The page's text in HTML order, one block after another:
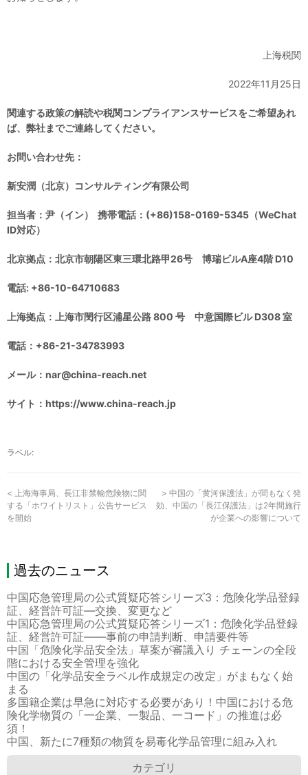
上海税関
2022年11月25日
関連する政策の解読や税関コンプライアンスサービスをご希望あれ
ば、弊社までご連絡してください。
お問い合わせ先：
新安潤（北京）コンサルティング有限公司
担当者：尹（イン） 携帯電話：(+86)158-0169-5345（WeChat
ID対応）
北京拠点：北京市朝陽区東三環北路甲26号 博瑞ビルA座4階 D10
電話: +86-10-64710683
上海拠点：上海市閔行区浦星公路 800 号 中意国際ビル D308 室
電話：+86-21-34783993
メール：nar@china-reach.net
サイト：https://www.china-reach.jp
ラベル:
< 上海海事局、長江非禁輸危険物に関
する「ホワイトリスト」公告サービス
を開始
> 中国の「黄河保護法」が間もなく発
効、中国の「長江保護法」は2年間施行
が企業への影響について
過去のニュース
中国応急管理局の公式質疑応答シリーズ3：危険化学品登録
証、経営許可証―交換、変更など
中国応急管理局の公式質疑応答シリーズ1：危険化学品登録
証、経営許可証――事前の申請判断、申請要件等
中国「危険化学品安全法」草案が審議入り チェーンの全段
階における安全管理を強化
中国の「化学品安全ラベル作成規定の改定」がまもなく始
まる
多国籍企業は早急に対応する必要があり！中国における危
険化学物質の「一企業、一製品、一コード」の推進は必
須！
中国、新たに7種類の物質を易毒化学品管理に組み入れ
カテゴリ